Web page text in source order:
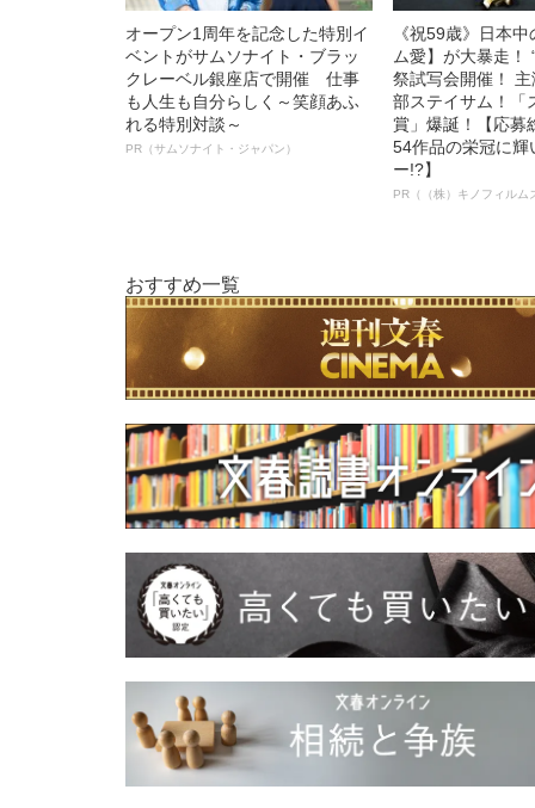
オープン1周年を記念した特別イ
ベントがサムソナイト・ブラッ
クレーベル銀座店で開催 仕事
も人生も自分らしく～笑顔あふ
れる特別対談～
PR（サムソナイト・ジャパン）
《祝59歳》日本
ム愛】が大暴走！
祭試写会開催！
部ステイサム！「
賞」爆誕！【応募
54作品の栄冠に輝
ー!?】
PR（（株）キノフィルム
おすすめ一覧